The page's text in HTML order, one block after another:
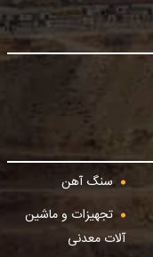
سنگ آهن
تجهیزات و ماشین
آلات معدنی